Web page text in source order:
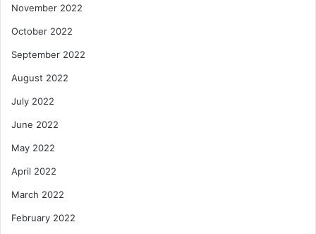
November 2022
October 2022
September 2022
August 2022
July 2022
June 2022
May 2022
April 2022
March 2022
February 2022